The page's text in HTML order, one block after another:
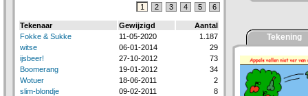
1 2 3 4 5 6
Tekenaar Gewijzigd
Aantal
Fokke & Sukke
11-05-2020
1.187
witse
06-01-2014
29
ijsbeer!
27-10-2012
73
Boomerang
19-01-2012
34
Wotuer
18-06-2011
2
slim-blondje
09-02-2011
8
Tekening